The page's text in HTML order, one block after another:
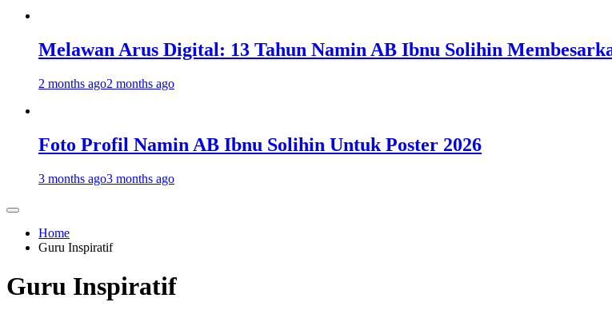
Melawan Arus Digital: 13 Tahun Namin AB Ibnu Solihin
2 months ago2 months ago
Foto Profil Namin AB Ibnu Solihin Untuk Poster 2026
3 months ago3 months ago
Home
Guru Inspiratif
Guru Inspiratif